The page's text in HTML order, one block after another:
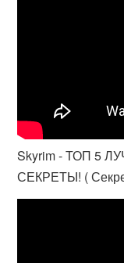
Skyrim - ТОП 5
СЕКРЕТЫ! (